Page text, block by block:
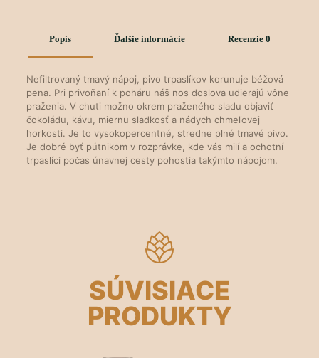
Popis Ďalšie informácie Recenzie 0
Nefiltrovaný tmavý nápoj, pivo trpaslíkov korunuje béžová
pena. Pri privoňaní k poháru náš nos doslova udierajú vône
praženia. V chuti možno okrem praženého sladu objaviť
čokoládu, kávu, miernu sladkosť a nádych chmeľovej
horkosti. Je to vysokopercentné, stredne plné tmavé pivo.
Je dobré byť pútnikom v rozprávke, kde vás milí a ochotní
trpaslíci počas únavnej cesty pohostia takýmto nápojom.
SÚVISIACE
PRODUKTY